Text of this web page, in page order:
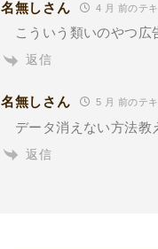
名無しさん 4 月 前のテキ
こういう類いのやつ広
返信
名無しさん 5 月 前のテキ
データ消えない方法教
返信